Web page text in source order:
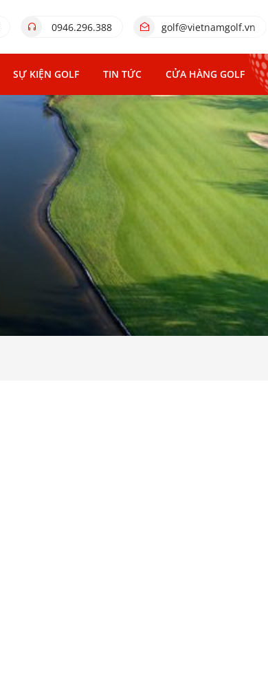
0946.296.388 golf@vietnamgolf.vn
SỰ KIỆN GOLF TIN TỨC CỬA HÀNG GOLF